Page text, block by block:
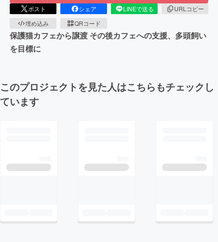
ポスト シェア LINEで送る
URLコピー
埋め込み
QRコード
保護猫カフェから譲渡 その後カフェへの支援、多頭飼い
を目標に
このプロジェクトを見た人はこちらもチェックし
ています